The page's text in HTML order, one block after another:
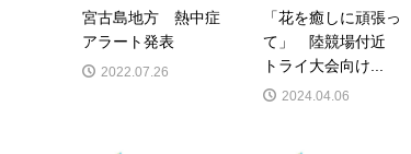
宮古島地方 熱中症
アラート発表
2022.07.26
「花を癒しに頑張っ
て」 陸競場付近
トライ大会向け...
2024.04.06